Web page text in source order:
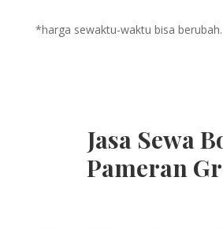
*harga sewaktu-waktu bisa berubah.
Jasa Sewa
Pameran